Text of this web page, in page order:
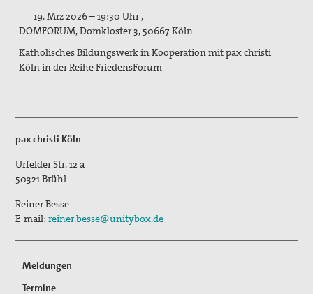
Putevi mira (Friedenswege)
Andreas-Schillo-Fond
Nueva Esperanza
2013 - Aktion der Brühler Gruppe zum
2017 - Waffeln statt Waffen in Brühl
Selig die Frieden stiften - Handreichung Frieden
19. Mrz 2026 – 19:30 Uhr ,
DOMFORUM,Domkloster 3, 50667 Köln
Katholisches Bildungswerk in Kooperation mit pax christi
Köln in der Reihe FriedensForum
pax christi Köln
Urfelder Str. 12 a
50321Brühl
Reiner Besse
E-mail:reiner.besse@unitybox.de
Meldungen
Termine